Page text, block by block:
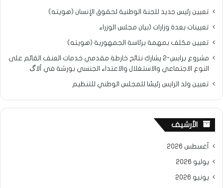
تعيين رئيس جديد للجنة الوطنية لحقوق الإنسان (هويته)
تعيينات بعدة وزارات (بيان مجلس الوزراء
تعيين مكلف بمهمة برئاسة الجمهورية (هويته)
مشروع برابس-2 يشارك نتائح خارطة مقدمي خدمات العنف القائم على
النوع الاجتماعي والاستغلال والاعتداء الجنسي بورشة في ألاگ
تعيين ولد الرايس رئيسًا للمجلس الوطني للتنظيم
الأرشيف
أغسطس 2026
يوليو 2026
يونيو 2026